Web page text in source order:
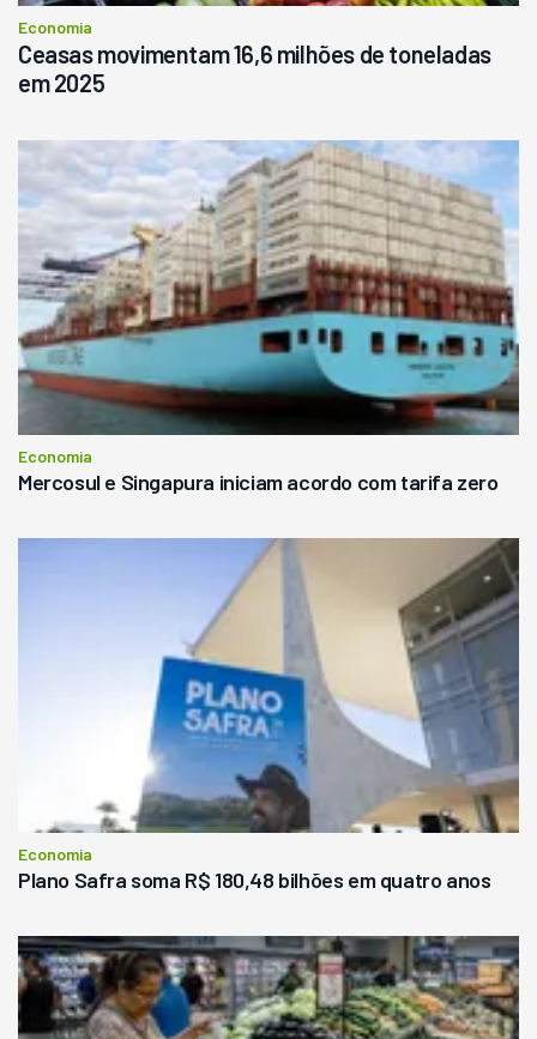
Economia
Ceasas movimentam 16,6 milhões de toneladas
em 2025
Economia
Mercosul e Singapura iniciam acordo com tarifa zero
Economia
Plano Safra soma R$ 180,48 bilhões em quatro anos